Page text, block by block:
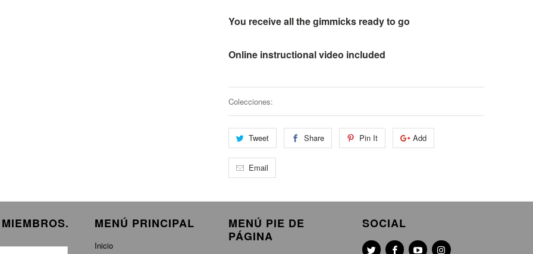
You receive all the gimmicks ready to go
Online instructional video included
Colecciones:
Tweet Share Pin It Add
Email
MENÚ PRINCIPAL
Inicio
MENÚ PIE DE
PÁGINA
SOCIAL